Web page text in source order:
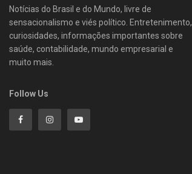
Notícias do Brasil e do Mundo, livre de
sensacionalismo e viés político. Entretenimento,
curiosidades, informações importantes sobre
saúde, contabilidade, mundo empresarial e
muito mais.
Follow Us